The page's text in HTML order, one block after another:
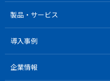
製品・サービス
導入事例
企業情報